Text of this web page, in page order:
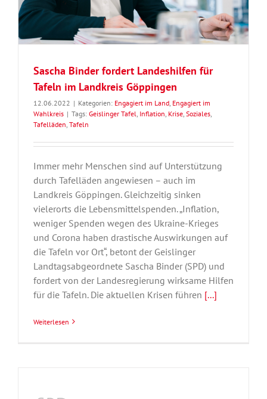
Sascha Binder fordert Landeshilfen für
Tafeln im Landkreis Göppingen
12.06.2022 | Kategorien: Engagiert im Land Engagiert im
Wahlkreis | Tags: Geislinger Tafel Inflation Krise Soziales
Tafelläden Tafeln
Immer mehr Menschen sind auf Unterstützung
durch Tafelläden angewiesen – auch im
Landkreis Göppingen. Gleichzeitig sinken
vielerorts die Lebensmittelspenden. „Inflation,
weniger Spenden wegen des Ukraine-Krieges
und Corona haben drastische Auswirkungen auf
die Tafeln vor Ort“, betont der Geislinger
Landtagsabgeordnete Sascha Binder (SPD) und
fordert von der Landesregierung wirksame Hilfen
für die Tafeln. Die aktuellen Krisen führen [...]
Weiterlesen